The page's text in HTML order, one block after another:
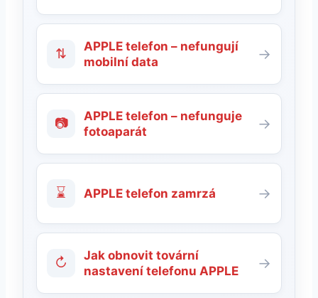
⇅
APPLE telefon – nefungují
mobilní data
→
📷
APPLE telefon – nefunguje
fotoaparát
→
⌛ APPLE telefon zamrzá →
↻
Jak obnovit tovární
nastavení telefonu APPLE
→